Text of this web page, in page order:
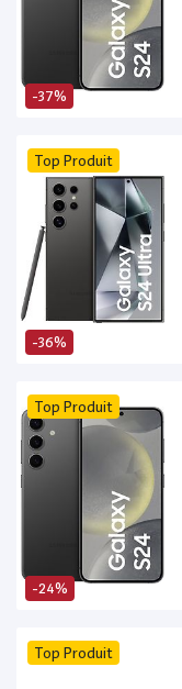
-37%
-36%
Top Produit
-24%
Top Produit
Top Produit